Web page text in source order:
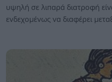
υψηλή σε λιπαρά διατροφή
ενδεχομένως να διαφέρει